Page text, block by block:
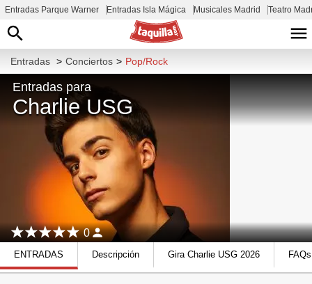
Entradas Parque Warner Entradas Isla Mágica Musicales Madrid Teatro
Entradas > Conciertos > Pop/Rock
Entradas para
Charlie USG
0
ENTRADAS Descripción Gira Charlie USG 2026 FAQs